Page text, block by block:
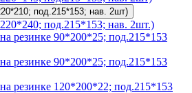
под.215*153; нав. 2шт)
под.215*153; нав. 2шт.)
резинке 90*200*25; под.215*153
резинке 90*200*25; под.215*153
резинке 120*200*22; под.215*153